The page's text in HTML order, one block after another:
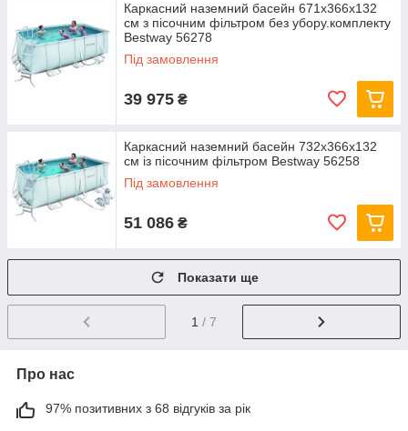
Каркасний наземний басейн 671x366x132
см з пісочним фільтром без убору.комплекту
Bestway 56278
Під замовлення
39 975 ₴
Каркасний наземний басейн 732x366х132
см із пісочним фільтром Bestway 56258
Під замовлення
51 086 ₴
Показати ще
1 / 7
Про нас
97% позитивних з 68 відгуків за рік